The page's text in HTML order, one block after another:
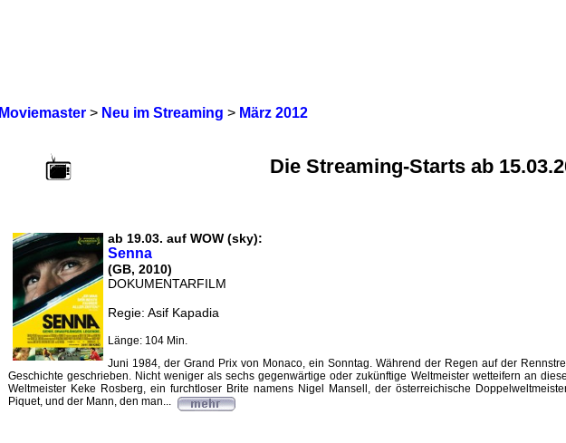
Moviemaster> Neu im Streaming > März 2012
Die Streaming-Starts ab
ab 19.03. auf WOW (sky):
Senna
(GB, 2010)
DOKUMENTARFILM
Regie: Asif Kapadia
Länge: 104 Min.
Juni 1984, der Grand Prix von Monaco, ein Sonntag. Während der Regen auf der
Geschichte geschrieben. Nicht weniger als sechs gegenwärtige oder zukünftige Weltmeister wetteifern an
Weltmeister Keke Rosberg, ein furchtloser Brite namens Nigel Mansell, der österreichische
Piquet, und der Mann, den man...